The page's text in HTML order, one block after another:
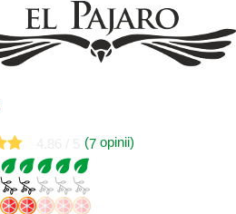
(7 opinii)